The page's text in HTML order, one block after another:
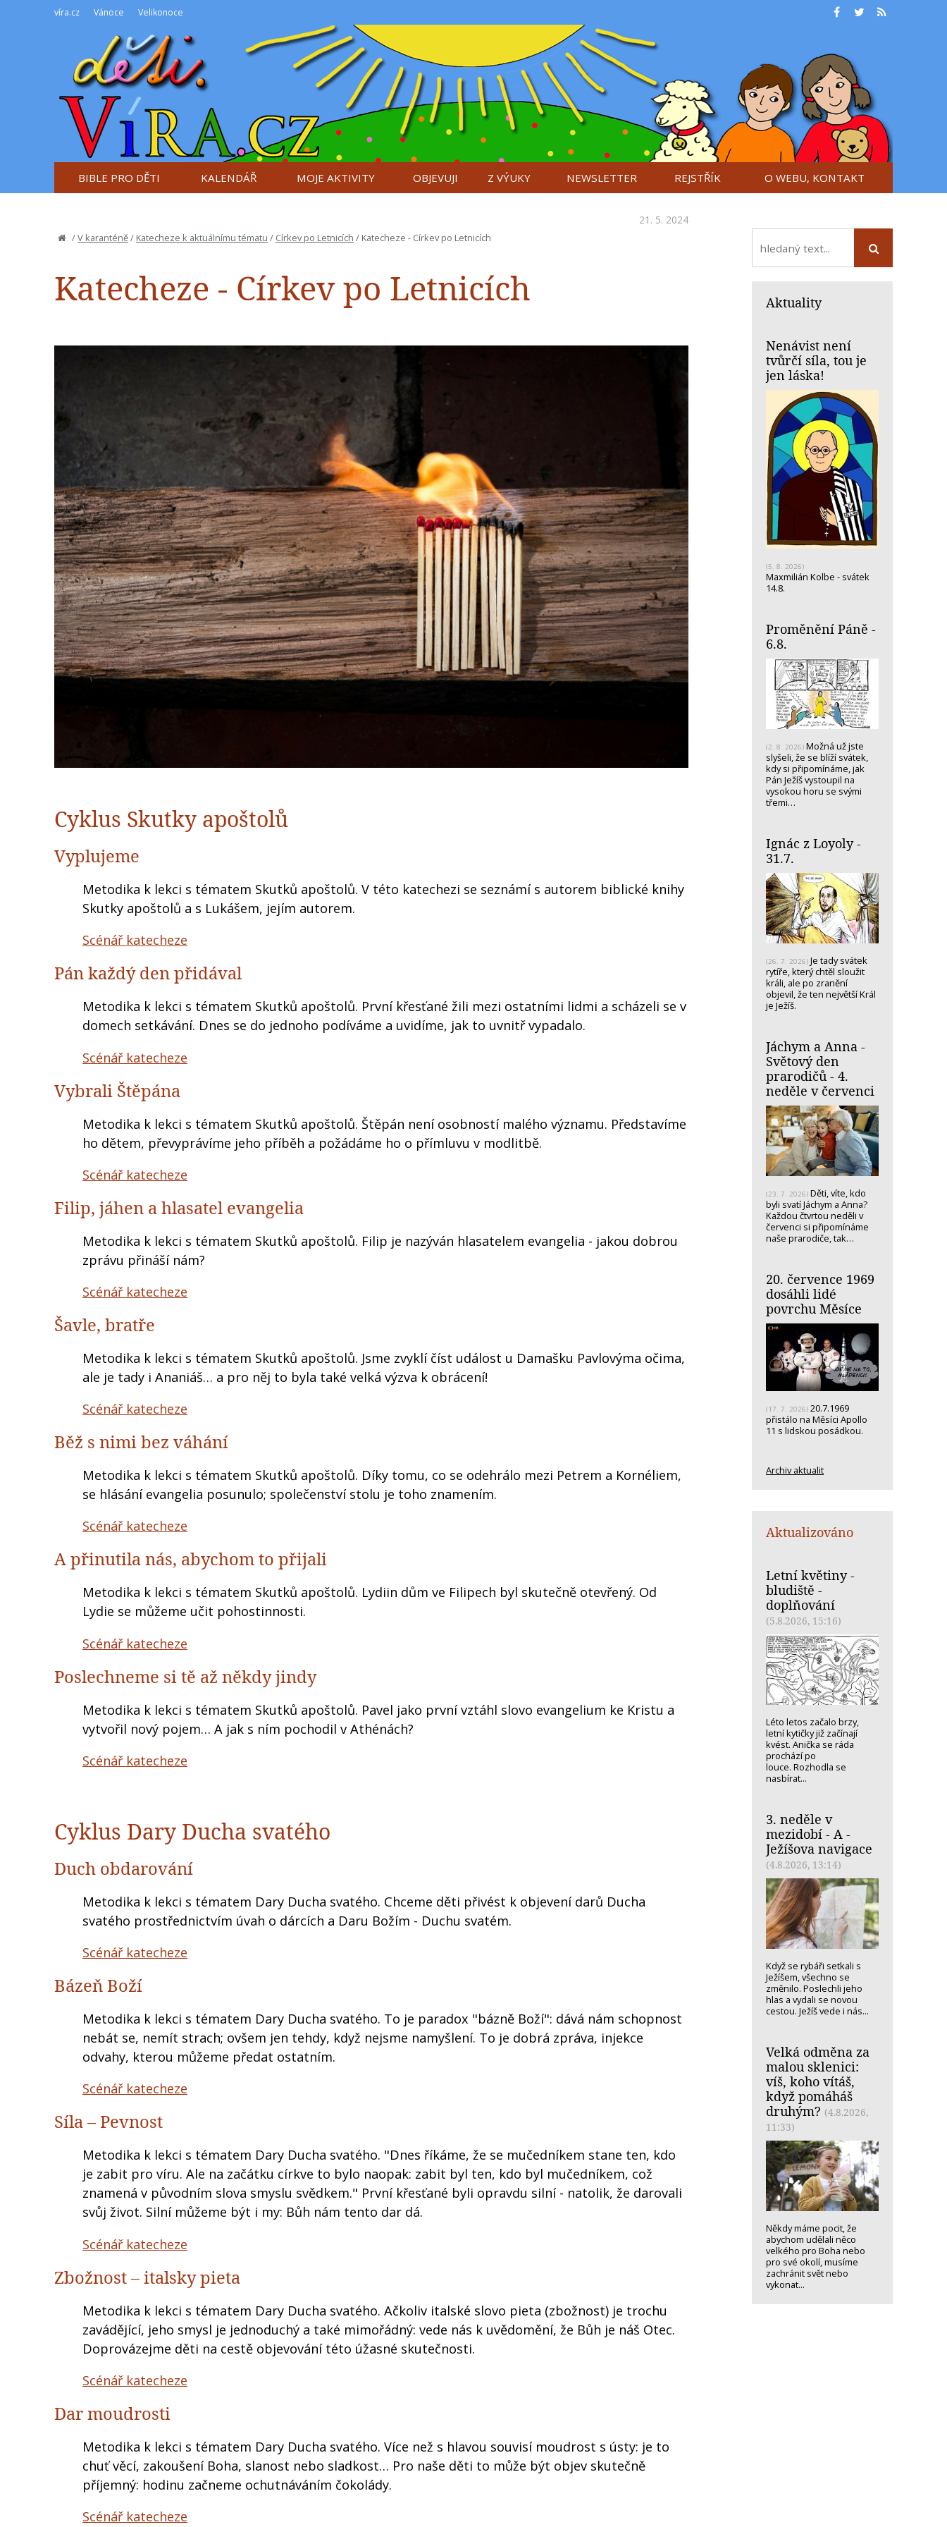
víra.cz Vánoce Velikonoce
BIBLE PRO DĚTI KALENDÁŘ MOJE AKTIVITY OBJEVUJI Z VÝUKY NEWSLETTER REJSTŘÍK O WEBU, KONTAKT
21. 5. 2024
/V karanténě/ Katecheze k aktuálnímu tématu / Církev po Letnicích / Katecheze - Církev po Letnicích
Katecheze - Církev po Letnicích
Cyklus Skutky apoštolů
Vyplujeme
Metodika k lekci s tématem Skutků apoštolů. V této katechezi se seznámí s autorem biblické knihy
Skutky apoštolů a s Lukášem, jejím autorem.
Scénář katecheze
Pán každý den přidával
Metodika k lekci s tématem Skutků apoštolů. První křesťané žili mezi ostatními lidmi a scházeli se v
domech setkávání. Dnes se do jednoho podíváme a uvidíme, jak to uvnitř vypadalo.
Scénář katecheze
Vybrali Štěpána
Metodika k lekci s tématem Skutků apoštolů. Štěpán není osobností malého významu. Představíme
ho dětem, převyprávíme jeho příběh a požádáme ho o přímluvu v modlitbě.
Scénář katecheze
Filip, jáhen a hlasatel evangelia
Metodika k lekci s tématem Skutků apoštolů. Filip je nazýván hlasatelem evangelia - jakou dobrou
zprávu přináší nám?
Scénář katecheze
Šavle, bratře
Metodika k lekci s tématem Skutků apoštolů. Jsme zvyklí číst událost u Damašku Pavlovýma očima,
ale je tady i Ananiáš… a pro něj to byla také velká výzva k obrácení!
Scénář katecheze
Běž s nimi bez váhání
Metodika k lekci s tématem Skutků apoštolů. Díky tomu, co se odehrálo mezi Petrem a Kornéliem,
se hlásání evangelia posunulo; společenství stolu je toho znamením.
Scénář katecheze
A přinutila nás, abychom to přijali
Metodika k lekci s tématem Skutků apoštolů. Lydiin dům ve Filipech byl skutečně otevřený. Od
Lydie se můžeme učit pohostinnosti.
Scénář katecheze
Poslechneme si tě až někdy jindy
Metodika k lekci s tématem Skutků apoštolů. Pavel jako první vztáhl slovo evangelium ke Kristu a
vytvořil nový pojem… A jak s ním pochodil v Athénách?
Scénář katecheze
Cyklus Dary Ducha svatého
Duch obdarování
Metodika k lekci s tématem Dary Ducha svatého. Chceme děti přivést k objevení darů Ducha
svatého prostřednictvím úvah o dárcích a Daru Božím - Duchu svatém.
Scénář katecheze
Bázeň Boží
Metodika k lekci s tématem Dary Ducha svatého. To je paradox "bázně Boží": dává nám schopnost
nebát se, nemít strach; ovšem jen tehdy, když nejsme namyšlení. To je dobrá zpráva, injekce
odvahy, kterou můžeme předat ostatním.
Scénář katecheze
Síla – Pevnost
Metodika k lekci s tématem Dary Ducha svatého. "Dnes říkáme, že se mučedníkem stane ten, kdo
je zabit pro víru. Ale na začátku církve to bylo naopak: zabit byl ten, kdo byl mučedníkem, což
znamená v původním slova smyslu svědkem." První křesťané byli opravdu silní - natolik, že darovali
svůj život. Silní můžeme být i my: Bůh nám tento dar dá.
Scénář katecheze
Zbožnost – italsky pieta
Metodika k lekci s tématem Dary Ducha svatého. Ačkoliv italské slovo pieta (zbožnost) je trochu
zavádějící, jeho smysl je jednoduchý a také mimořádný: vede nás k uvědomění, že Bůh je náš Otec.
Doprovázejme děti na cestě objevování této úžasné skutečnosti.
Scénář katecheze
Dar moudrosti
Metodika k lekci s tématem Dary Ducha svatého. Více než s hlavou souvisí moudrost s ústy: je to
chuť věcí, zakoušení Boha, slanost nebo sladkost… Pro naše děti to může být objev skutečně
příjemný: hodinu začneme ochutnáváním čokolády.
Scénář katecheze
Aktuality
Nenávist není
tvůrčí síla, tou je
jen láska!
(5. 8. 2026)
Maxmilián Kolbe - svátek
14.8.
Proměnění Páně -
6.8.
(2. 8. 2026) Možná už jste
slyšeli, že se blíží svátek,
kdy si připomínáme, jak
Pán Ježíš vystoupil na
vysokou horu se svými
třemi…
Ignác z Loyoly -
31.7.
(26. 7. 2026) Je tady svátek
rytíře, který chtěl sloužit
králi, ale po zranění
objevil, že ten největší Král
je Ježíš.
Jáchym a Anna -
Světový den
prarodičů - 4.
neděle v červenci
(23. 7. 2026) Děti, víte, kdo
byli svatí Jáchym a Anna?
Každou čtvrtou neděli v
červenci si připomínáme
naše prarodiče, tak…
20. července 1969
dosáhli lidé
povrchu Měsíce
(17. 7. 2026) 20.7.1969
přistálo na Měsíci Apollo
11 s lidskou posádkou.
Archiv aktualit
Aktualizováno
Letní květiny -
bludiště -
doplňování
(5.8.2026, 15:16)
Léto letos začalo brzy,
letní kytičky již začínají
kvést. Anička se ráda
prochází po
louce. Rozhodla se
nasbírat...
3. neděle v
mezidobí - A -
Ježíšova navigace
(4.8.2026, 13:14)
Když se rybáři setkali s
Ježíšem, všechno se
změnilo. Poslechli jeho
hlas a vydali se novou
cestou. Ježíš vede i nás...
Velká odměna za
malou sklenici:
víš, koho vítáš,
když pomáháš
druhým? (4.8.2026,
11:33)
Někdy máme pocit, že
abychom udělali něco
velkého pro Boha nebo
pro své okolí, musíme
zachránit svět nebo
vykonat...